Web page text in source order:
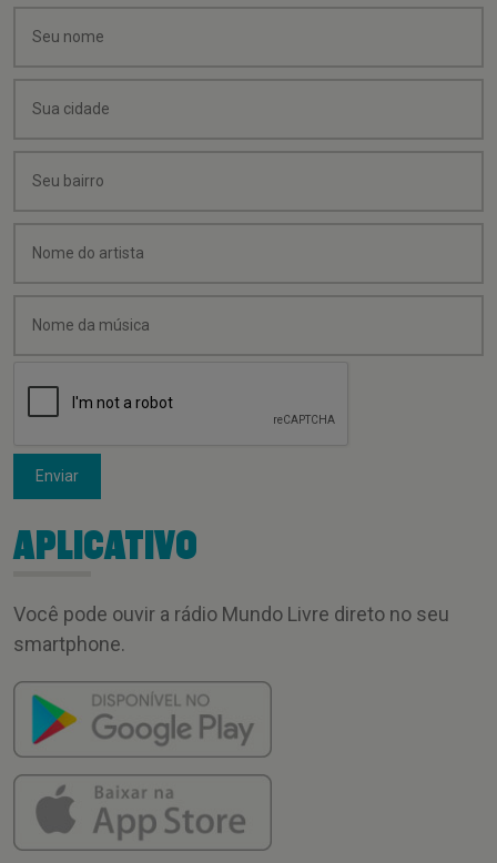
Enviar
APLICATIVO
Você pode ouvir a rádio Mundo Livre direto no seu
smartphone.